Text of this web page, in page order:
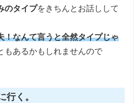
のタイプをきちんとお話しして
！なんて言うと全然タイプじゃ
もあるかもしれませんので
行く。